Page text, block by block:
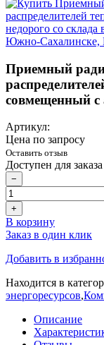
Приемный
совмещенный с
Артикул:
Цена по запросу
Оставить отзыв
Доступен для заказа
−
+
В корзину
Заказ в один клик
Добавить в
Находится в
энергоресурсов,
Описание